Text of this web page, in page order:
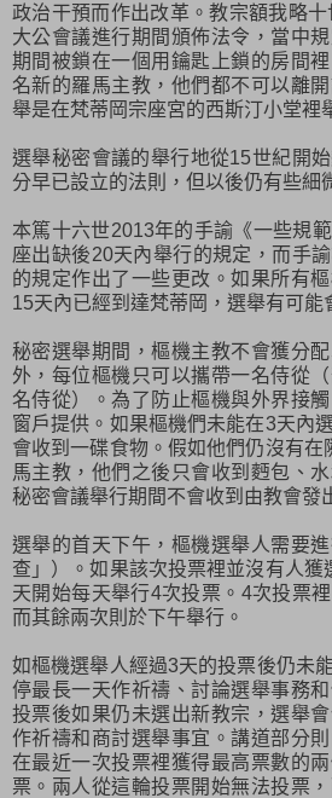
政治干預而作出改革。教宗額我略
大公會議進行期間頒佈法令，當中
期間被鎖在一個用鑰匙上鎖的房間
名新的羅馬主教，他們都不可以離
舉是在梵蒂岡宗座宮的西斯汀小堂裡
選舉秘密會議的舉行地從15世紀開
分早已設立的法則，但以後仍有些細
本篤十六世2013年的手諭《一些規
座出缺後20天內舉行的規定，而手
的規定作出了一些更改。如果所有
15天內已經到達梵蒂岡，選舉有可能
秘密選舉期間，樞機主教不會獲分
外，每位樞機只可以攜帶一名侍從
名侍從）。為了防止樞機與外界接
窗戶提供。如果樞機們未能在3天內
會收到一碟食物。假如他們仍沒有在
馬主教，他們之後只會收到麪包、
秘密會議舉行期間不會收到由教會發
選舉的首天下午，樞機選舉人需要
查」）。如果該次投票裡並沒有人獲
天開始每天舉行4次投票。4次投票
而其餘兩次則於下午舉行。
如樞機選舉人經過3天的投票後仍未
停最長一天作祈禱、討論選舉事務
投票後如果仍未選出新教宗，選舉
作祈禱和商討選舉事宜。講道部分
在最近一次投票裡獲得最高票數的
票。兩人從這輪投票開始無法投票